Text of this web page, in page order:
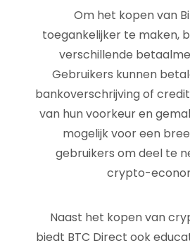
Om het kopen van
toegankelijker te maken,
verschillende
Gebruikers kunnen
bankoverschrijving of
van hun voorkeur en
mogelijk voor een
gebruikers om deel te
crypto-
Naast het kopen van
biedt BTC Direct ook